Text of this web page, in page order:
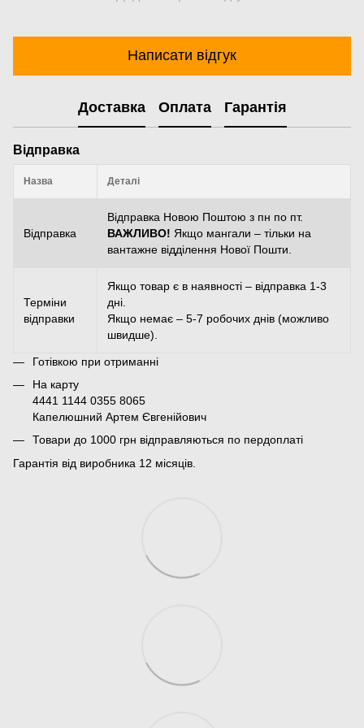
Написати відгук
Доставка Оплата Гарантія
Відправка
Назва Деталі
Відправка
Відправка Новою Поштою з пн по пт.
ВАЖЛИВО! Якщо мангали – тільки на
вантажне відділення Нової Пошти.
Терміни
відправки
Якщо товар є в наявності – відправка 1-3
дні.
Якщо немає – 5-7 робочих днів (можливо
швидше).
Готівкою при отриманні
На карту
4441 1144 0355 8065
Капелюшний Артем Євгенійович
Товари до 1000 грн відправляються по пердоплаті
Гарантія від виробника 12 місяців.